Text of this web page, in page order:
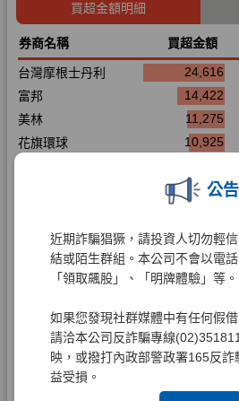
公告
近期詐騙猖獗，請投資人切勿輕
結或陌生群組。本公司不會以電
「領取飆股」、「明牌體驗」等。
如果您發現社群媒體中有任何假
請洽本公司反詐騙專線
映，或撥打內政部警政署165反
益受損。